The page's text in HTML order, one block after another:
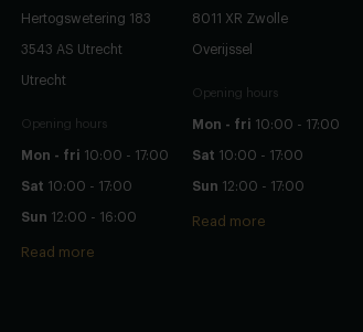
Hertogswetering 183
3543 AS Utrecht
Utrecht
Opening hours
Mon - fri 10:00 - 17:00
Sat 10:00 - 17:00
Sun 12:00 - 16:00
Read more
8011 XR Zwolle
Overijssel
Opening hours
Mon - fri 10:00 - 17:00
Sat 10:00 - 17:00
Sun 12:00 - 17:00
Read more